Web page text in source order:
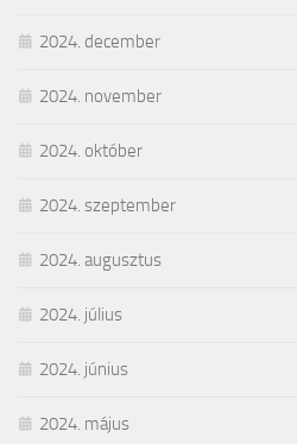
2024. december
2024. november
2024. október
2024. szeptember
2024. augusztus
2024. július
2024. június
2024. május